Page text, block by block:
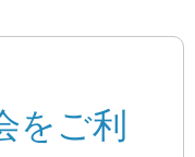
をご利